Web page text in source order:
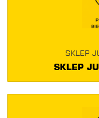
SKLEP
SKLEP